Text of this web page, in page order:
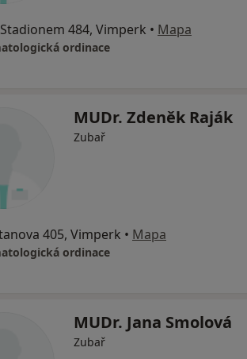
484, Vimperk • Mapa
ordinace
MUDr. Zdeněk Raják
Zubař
405, Vimperk • Mapa
ordinace
MUDr. Jana Smolová
Zubař